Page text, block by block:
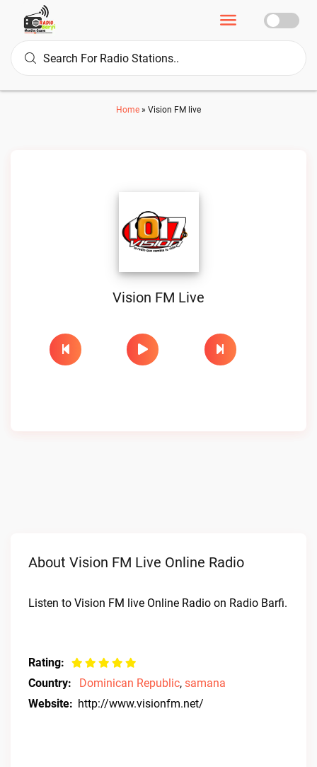
Home » Vision FM live
Vision FM Live
About Vision FM Live Online Radio
Listen to Vision FM live Online Radio on Radio Barfi.
Rating:
Country:
Dominican Republic, samana
Website: http://www.visionfm.net/